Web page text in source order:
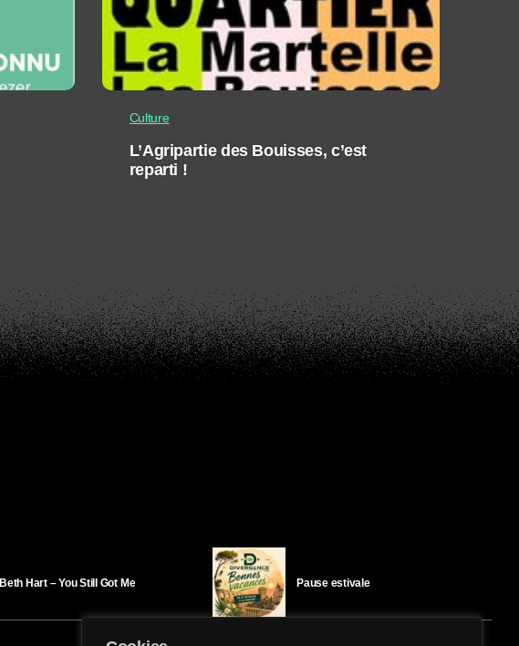
Culture
L’Agripartie des Bouisses, c’est
reparti !
Beth Hart – You Still Got Me Pause estivale